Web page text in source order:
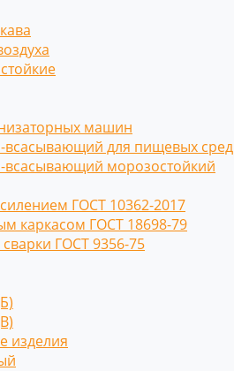
машин
всасывающий для пищевых сред
всасывающий морозостойкий
ГОСТ 10362-2017
каркасом ГОСТ 18698-79
ГОСТ 9356-75
изделия